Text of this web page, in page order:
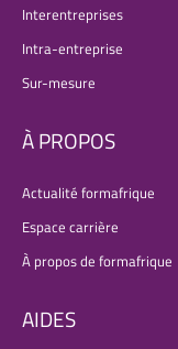
Interentreprises
Intra-entreprise
Sur-mesure
À PROPOS
Actualité formafrique
Espace carrière
À propos de formafrique
AIDES